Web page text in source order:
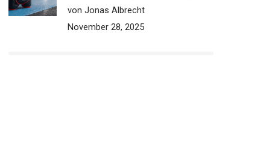
von Jonas Albrecht
November 28, 2025